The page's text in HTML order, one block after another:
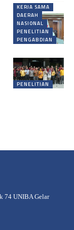
KERJA SAMA
DAERAH
NASIONAL
PENELITIAN
PENGABDIAN
PENELITIAN
74 UNIBA Gelar